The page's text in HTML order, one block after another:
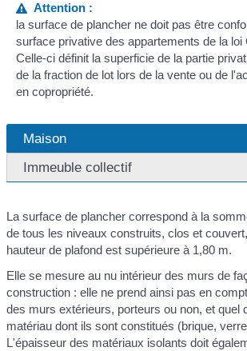
Attention :
la surface de plancher ne doit pas être
surface privative des appartements de la loi
Celle-ci définit la superficie de la partie
de la fraction de lot lors de la vente ou de
en copropriété.
Maison
Immeuble collectif
La surface de plancher correspond à la
de tous les niveaux construits, clos et
hauteur de plafond est supérieure à 1,80 m.
Elle se mesure au nu intérieur des murs de
construction : elle ne prend ainsi pas en
des murs extérieurs, porteurs ou non, et quel
matériau dont ils sont constitués (brique,
L'épaisseur des matériaux isolants doit